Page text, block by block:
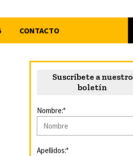
CONTACTO
Suscríbete a nuestro
boletín
Nombre:*
Apellidos:*